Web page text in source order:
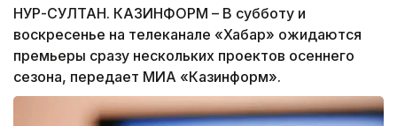
НУР-СУЛТАН. КАЗИНФОРМ – В субботу и
воскресенье на телеканале «Хабар» ожидаются
премьеры сразу нескольких проектов осеннего
сезона, передает МИА «Казинформ».